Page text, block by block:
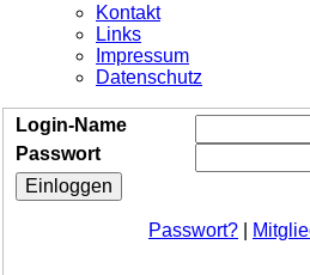
Kontakt
Links
Impressum
Datenschutz
Login-Name
Passwort
Passwort?